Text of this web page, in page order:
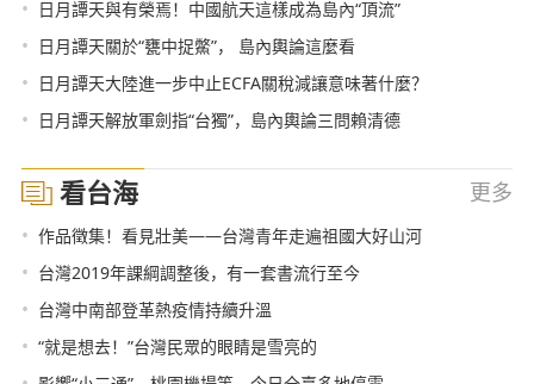
• 日月譚天與有榮焉！中國航天這樣成為島內“頂流”
• 日月譚天關於“甕中捉鱉”， 島內輿論這麼看
• 日月譚天大陸進一步中止ECFA關稅減讓意味著什麼？
• 日月譚天解放軍劍指“台獨”，島內輿論三問賴清德
看台海 更多
• 作品徵集！看見壯美——台灣青年走遍祖國大好山河
• 台灣2019年課綱調整後，有一套書流行至今
• 台灣中南部登革熱疫情持續升溫
• “就是想去！”台灣民眾的眼睛是雪亮的